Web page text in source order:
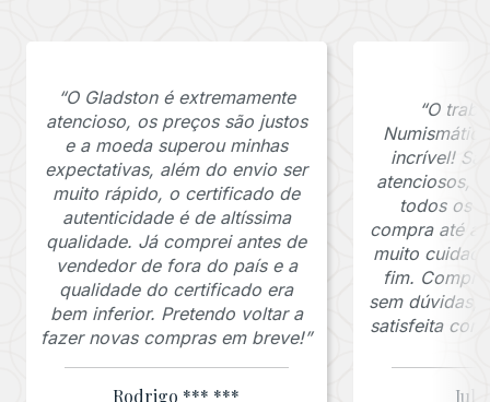
“O Gladston é extremamente
atencioso, os preços são justos
e a moeda superou minhas
expectativas, além do envio ser
muito rápido, o certificado de
autenticidade é de altíssima
qualidade. Já comprei antes de
vendedor de fora do país e a
qualidade do certificado era
bem inferior. Pretendo voltar a
fazer novas compras em breve!”
Rodrigo *** ***
“O
incrível!
atenciosos,
todos os
compra até a
muito
fim.
sem dúvidas,
satisfeita com